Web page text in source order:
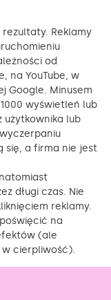
rezultaty. Reklamy
od
na YouTube, w
Google. Minusem
wyświetleń lub
użytkownika lub
się, a firma nie jest
długi czas. Nie
reklamy.
na
(ale
cierpliwość).